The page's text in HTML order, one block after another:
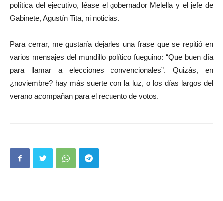
política del ejecutivo, léase el gobernador Melella y el jefe de
Gabinete, Agustín Tita, ni noticias.
Para cerrar, me gustaría dejarles una frase que se repitió en
varios mensajes del mundillo político fueguino: “Que buen día
para llamar a elecciones convencionales”. Quizás, en
¿noviembre? hay más suerte con la luz, o los días largos del
verano acompañan para el recuento de votos.